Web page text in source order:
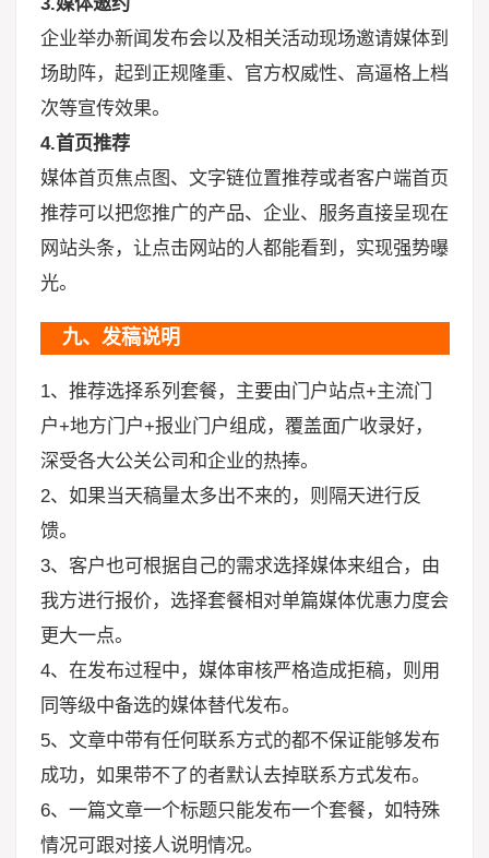
企业举办新闻发布会以及相关活动现场邀请媒体到
场助阵，起到正规隆重、官方权威性、高逼格上档
次等宣传效果。
4.首页推荐
媒体首页焦点图、文字链位置推荐或者客户端首页
推荐可以把您推广的产品、企业、服务直接呈现在
网站头条，让点击网站的人都能看到，实现强势曝
光。
九、发稿说明
1、推荐选择系列套餐，主要由门户站点+主流门
户+地方门户+报业门户组成，覆盖面广收录好，
深受各大公关公司和企业的热捧。
2、如果当天稿量太多出不来的， 则 隔天进行反
馈。
3、客户也可根据自己的需求选择媒体来组合，由
我方进行报价，选择套餐相对单篇媒体优惠力度会
更大一点。
4、在发布过程中，媒体审核严格造成拒稿，则用
同等级中备选的媒体替代发布。
5、文章中带有任何联系方式的都不保证能够发布
成功，如果带不了的者默认去掉联系方式发布。
6、一篇文章一个标题只能发布一个套餐，如特殊
情况可跟对接人说明情况。